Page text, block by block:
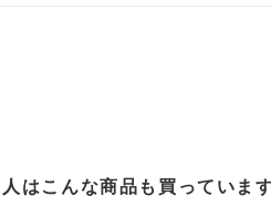
はこんな商品も買っていま